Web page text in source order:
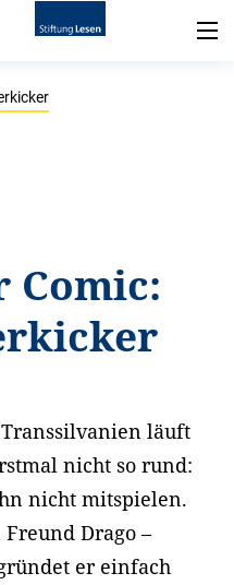
Comic:
läuft
nicht so rund:
nicht mitspielen.
Drago –
er einfach